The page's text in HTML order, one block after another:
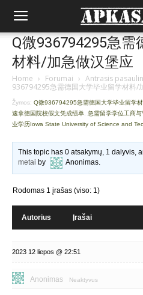
Q微936794295急需
材料/加急做汉堡应
Home › Forumai › Antrasis
936794295急需德国大学毕业留学材料/
Žymos: Q微936794295急需德国大学毕业留学
速拿德国院校假文凭成绩单 急需留学学位工商
业学历Iowa State University of Science and
This topic has 0 atsakymų, 1 dalyvis,
metai by Anonimas.
Rodomas 1 įrašas (viso: 1)
Autorius Įrašai
2023 12 liepos @ 22:51
Anonimas Neaktyvus